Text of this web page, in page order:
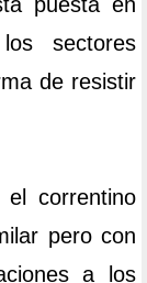
sectores
de resistir
correntino
pero con
a los